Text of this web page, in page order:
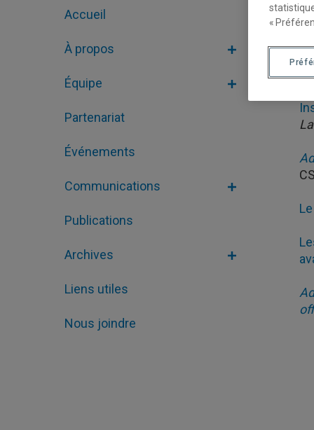
Accueil
À propos
Équipe
Partenariat
Événements
Communications
Publications
Archives
Liens utiles
Nous joindre
«